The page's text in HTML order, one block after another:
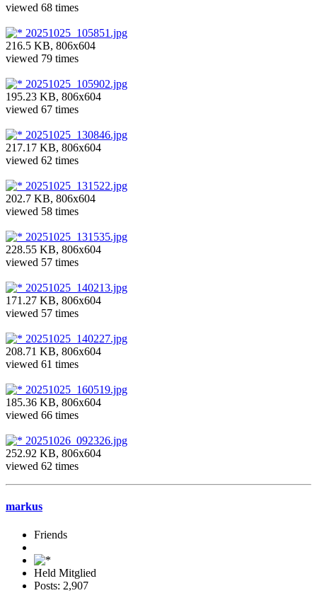
viewed 68 times
20251025_105851.jpg
216.5 KB, 806x604
viewed 79 times
20251025_105902.jpg
195.23 KB, 806x604
viewed 67 times
20251025_130846.jpg
217.17 KB, 806x604
viewed 62 times
20251025_131522.jpg
202.7 KB, 806x604
viewed 58 times
20251025_131535.jpg
228.55 KB, 806x604
viewed 57 times
20251025_140213.jpg
171.27 KB, 806x604
viewed 57 times
20251025_140227.jpg
208.71 KB, 806x604
viewed 61 times
20251025_160519.jpg
185.36 KB, 806x604
viewed 66 times
20251026_092326.jpg
252.92 KB, 806x604
viewed 62 times
markus
Friends
Held Mitglied
Posts: 2,907